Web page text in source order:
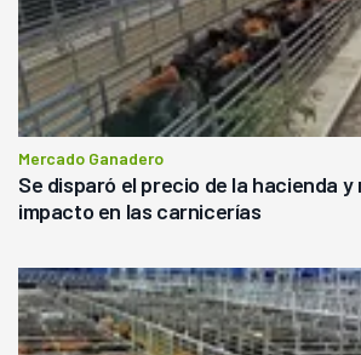
Mercado Ganadero
Se disparó el precio de la hacienda
impacto en las carnicerías